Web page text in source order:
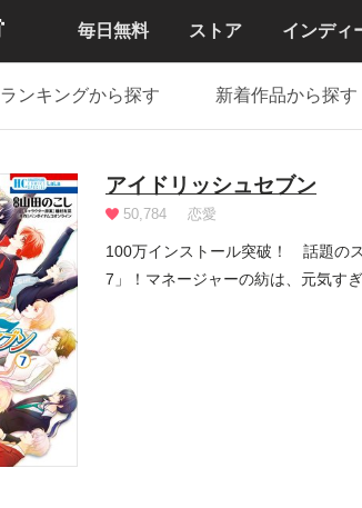
毎日無料 ストア インディ
ランキングから探す 新着作品から探す
アイドリッシュセブン
50,784 恋愛
100万インストール突破！ 話題の
7」！マネージャーの紡は、元気す